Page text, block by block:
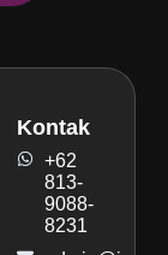
Kontak
+62
813-
9088-
8231